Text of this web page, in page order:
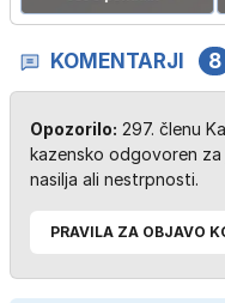
KOMENTARJI 8
Opozorilo: 297. členu
kazensko odgovoren
nasilja ali nestrpnosti.
PRAVILA ZA OBJAVO